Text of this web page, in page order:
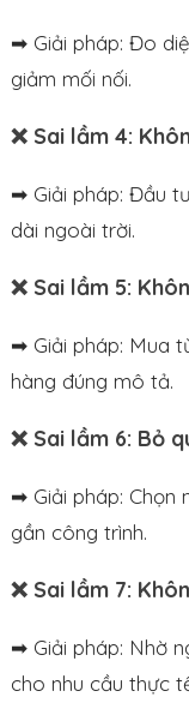
➡ Giải pháp: Đo
giảm mối nối.
❌ Sai lầm 4:
➡ Giải pháp: Đầu
dài ngoài trời.
❌ Sai lầm 5:
➡ Giải pháp: Mua
hàng đúng mô tả.
❌ Sai lầm 6: Bỏ
➡ Giải pháp: Chọn
gần công trình.
❌ Sai lầm 7:
➡ Giải pháp: Nhờ
cho nhu cầu thực